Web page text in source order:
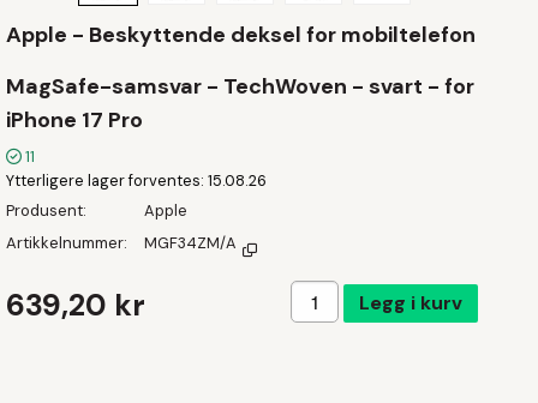
Apple - Beskyttende deksel for mobiltelefon
MagSafe-samsvar - TechWoven - svart - for
iPhone 17 Pro
11
Ytterligere lager forventes 15.08.26
Produsent
Apple
Artikkelnummer
MGF34ZM/A
639,20 kr Legg i handlekurven
Legg i kurv